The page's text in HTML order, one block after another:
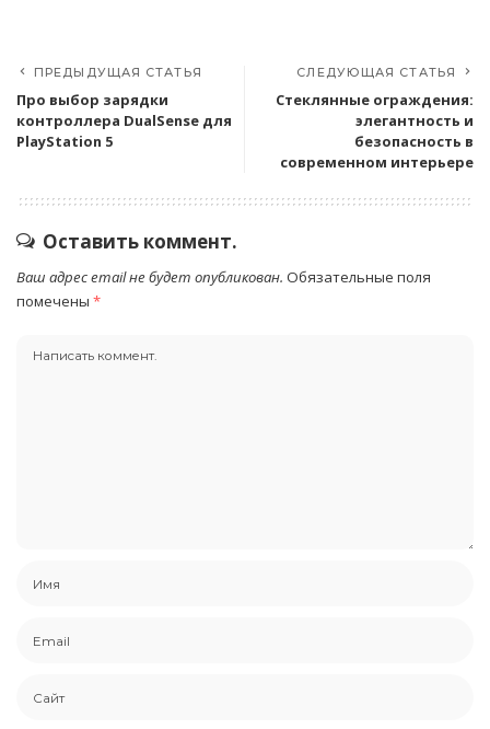
ПРЕДЫДУЩАЯ СТАТЬЯ
Про выбор зарядки
контроллера DualSense для
PlayStation 5
СЛЕДУЮЩАЯ СТАТЬЯ
Стеклянные ограждения:
элегантность и
безопасность в
современном интерьере
Оставить коммент.
Ваш адрес email не будет опубликован. Обязательные поля
помечены *